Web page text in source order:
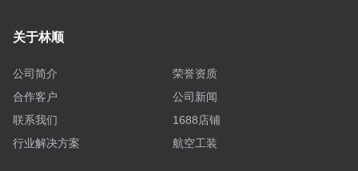
关于林顺
公司简介
荣誉资质
合作客户
公司新闻
联系我们
1688店铺
行业解决方案
航空工装